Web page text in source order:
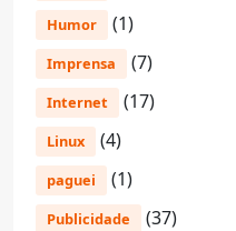
Humor (1)
Imprensa (7)
Internet (17)
Linux (4)
paguei (1)
Publicidade (37)